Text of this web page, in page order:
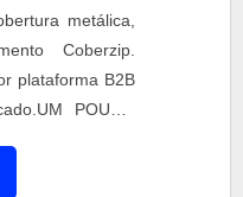
metálica,
Coberzip.
plataforma B2B
POUCO
manutenção de